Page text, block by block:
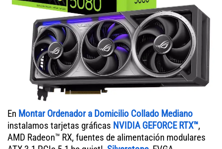
En Montar Ordenador a Domicilio Collado Mediano
instalamos tarjetas gráficas NVIDIA GEFORCE RTX™,
AMD Radeon™ RX, fuentes de alimentación modulares